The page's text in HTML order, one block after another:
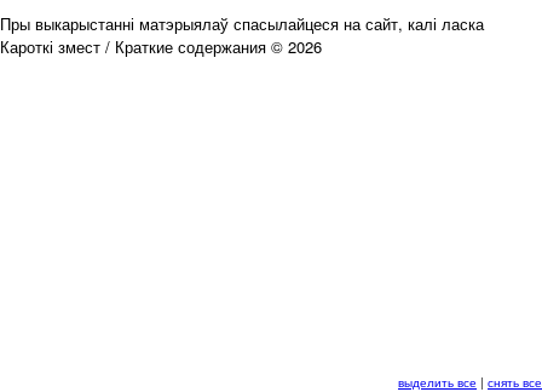
выделить все | снять все
Пры выкарыстанні матэрыялаў спасылайцеся на сайт, калі ласка
Кароткі змест / Краткие содержания © 2026